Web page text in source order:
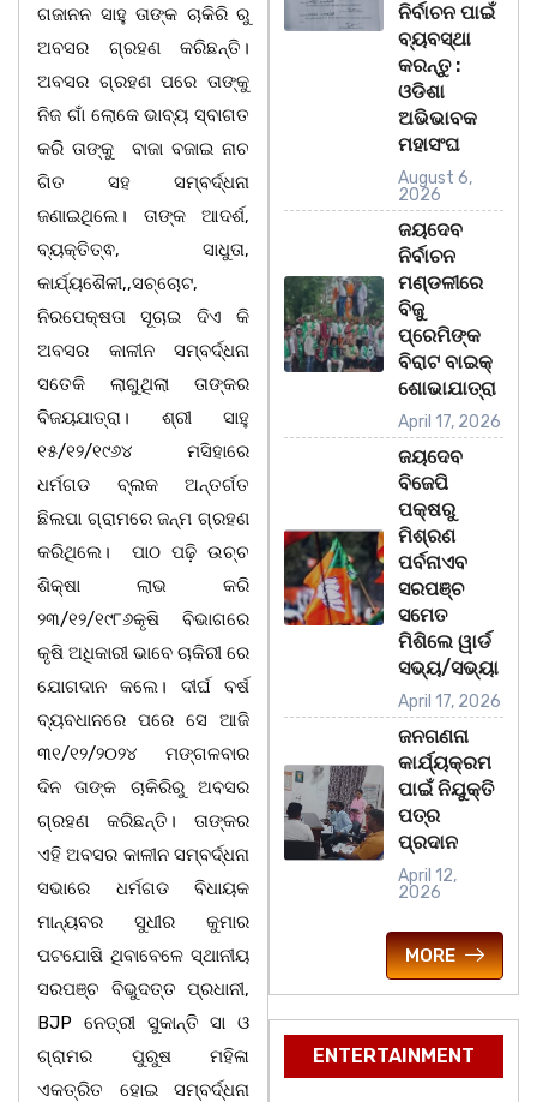
ଗଜାନନ ସାହୁ ତାଙ୍କ ଚାକିରି ରୁ
ଅବସର ଗ୍ରହଣ କରିଛନ୍ତି।
ଅବସର ଗ୍ରହଣ ପରେ ତାଙ୍କୁ
ନିଜ ଗାଁ ଲୋକେ ଭାବ୍ୟ ସ୍ବାଗତ
କରି ତାଙ୍କୁ ବାଜା ବଜାଇ ନାଚ
ଗିତ ସହ ସମ୍ବର୍ଦ୍ଧନା
ଜଣାଇଥିଲେ। ତାଙ୍କ ଆଦର୍ଶ,
ବ୍ୟକ୍ତିତ୍ଵ, ସାଧୁତା,
କାର୍ଯ୍ୟଶୈଳୀ,,ସଚ୍ଚୋଟ,
ନିରପେକ୍ଷତା ସୂଚାଇ ଦିଏ କି
ଅବସର କାଳୀନ ସମ୍ବର୍ଦ୍ଧନା
ସତେକି ଲାଗୁଥିଲା ତାଙ୍କର
ବିଜୟଯାତ୍ରା। ଶ୍ରୀ ସାହୁ
୧୫/୧୨/୧୯୬୪ ମସିହାରେ
ଧର୍ମଗଡ ବ୍ଲକ ଅନ୍ତର୍ଗତ
ଛିଲପା ଗ୍ରାମରେ ଜନ୍ମ ଗ୍ରହଣ
କରିଥିଲେ। ପାଠ ପଢ଼ି ଉଚ୍ଚ
ଶିକ୍ଷା ଲାଭ କରି
୨୩/୧୨/୧୯୮୬କୃଷି ବିଭାଗରେ
କୃଷି ଅଧିକାରୀ ଭାବେ ଚାକିରୀ ରେ
ଯୋଗଦାନ କଲେ। ଦୀର୍ଘ ବର୍ଷ
ବ୍ୟବଧାନରେ ପରେ ସେ ଆଜି
୩୧/୧୨/୨୦୨୪ ମଙ୍ଗଳବାର
ଦିନ ତାଙ୍କ ଚାକିରିରୁ ଅବସର
ଗ୍ରହଣ କରିଛନ୍ତି। ତାଙ୍କର
ଏହି ଅବସର କାଳୀନ ସମ୍ବର୍ଦ୍ଧନା
ସଭାରେ ଧର୍ମଗଡ ବିଧାୟକ
ମାନ୍ୟବର ସୁଧୀର କୁମାର
ପଟଯୋଷି ଥିବାବେଳେ ସ୍ଥାନୀୟ
ସରପଞ୍ଚ ବିଭୁଦତ୍ତ ପ୍ରଧାନୀ,
BJP ନେତ୍ରୀ ସୁକାନ୍ତି ସା ଓ
ଗ୍ରାମର ପୁରୁଷ ମହିଳା
ଏକତ୍ରିତ ହୋଇ ସମ୍ବର୍ଦ୍ଧନା
ନିର୍ବାଚନ ପାଇଁ
ବ୍ୟବସ୍ଥା
କରନ୍ତୁ :
ଓଡିଶା
ଅଭିଭାବକ
ମହାସଂଘ
August 6,
2026
ଜୟଦେବ
ନିର୍ବାଚନ
ମଣ୍ଡଳୀରେ
ବିଜୁ
ପ୍ରେମିଙ୍କ
ବିରାଟ ବାଇକ୍
ଶୋଭାଯାତ୍ରା
April 17, 2026
ଜୟଦେବ
ବିଜେପି
ପକ୍ଷରୁ
ମିଶ୍ରଣ
ପର୍ବନାଏବ
ସରପଞ୍ଚ
ସମେତ
ମିଶିଲେ ୱାର୍ଡ
ସଭ୍ୟ/ସଭ୍ୟା
April 17, 2026
ଜନଗଣନା
କାର୍ଯ୍ୟକ୍ରମ
ପାଇଁ ନିଯୁକ୍ତି
ପତ୍ର
ପ୍ରଦାନ
April 12,
2026
MORE
ENTERTAINMENT